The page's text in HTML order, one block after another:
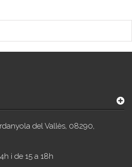
del Vallès, 08290,
i de 15 a 18h